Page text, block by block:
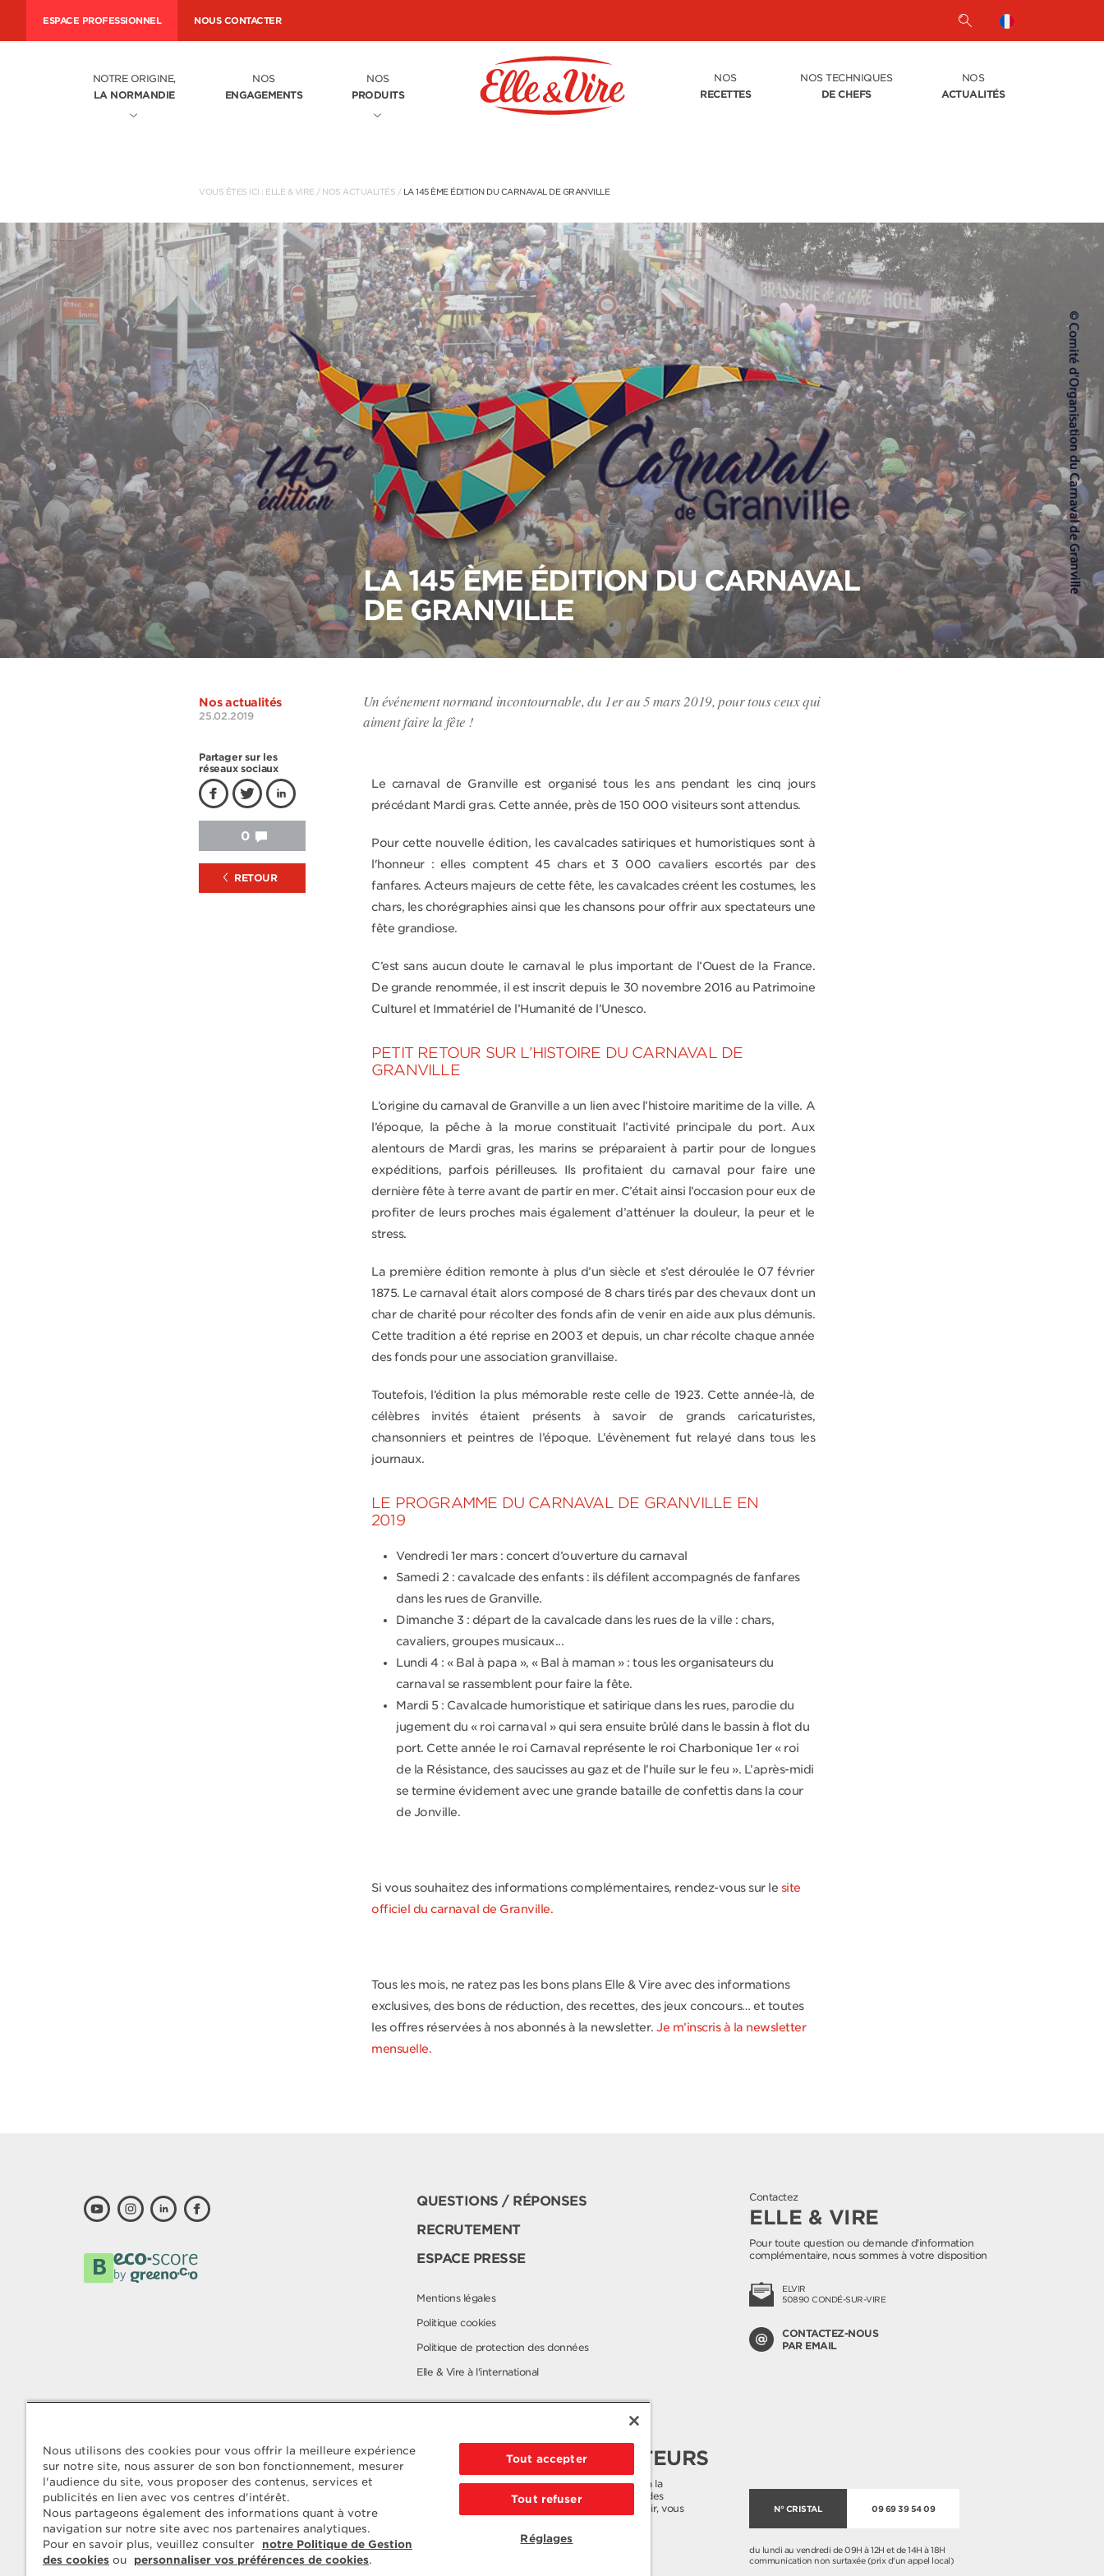
ESPACE PROFESSIONNEL NOUS CONTACTER
NOTRE ORIGINE,
LA NORMANDIE
NOS
ENGAGEMENTS
NOS
PRODUITS
NOS
RECETTES
NOS TECHNIQUES
DE CHEFS
NOS
ACTUALITÉS
VOUS ÊTES ICI : ELLE & VIRE / NOS ACTUALITÉS / LA 145 ÈME ÉDITION DU CARNAVAL DE GRANVILLE
LA 145 ÈME ÉDITION DU CARNAVAL
DE GRANVILLE
Un événement normand incontournable, du 1er au 5 mars 2019, pour tous ceux qui
aiment faire la fête !
Nos actualités
25.02.2019
Partager sur les
réseaux sociaux
0
RETOUR
Le carnaval de Granville est organisé tous les ans pendant les cinq jours
précédant Mardi gras. Cette année, près de 150 000 visiteurs sont attendus.
Pour cette nouvelle édition, les cavalcades satiriques et humoristiques sont à
l'honneur : elles comptent 45 chars et 3 000 cavaliers escortés par des
fanfares. Acteurs majeurs de cette fête, les cavalcades créent les costumes, les
chars, les chorégraphies ainsi que les chansons pour offrir aux spectateurs une
fête grandiose.
C’est sans aucun doute le carnaval le plus important de l’Ouest de la France.
De grande renommée, il est inscrit depuis le 30 novembre 2016 au Patrimoine
Culturel et Immatériel de l’Humanité de l’Unesco.
PETIT RETOUR SUR L’HISTOIRE DU CARNAVAL DE
GRANVILLE
L’origine du carnaval de Granville a un lien avec l’histoire maritime de la ville. A
l’époque, la pêche à la morue constituait l’activité principale du port. Aux
alentours de Mardi gras, les marins se préparaient à partir pour de longues
expéditions, parfois périlleuses. Ils profitaient du carnaval pour faire une
dernière fête à terre avant de partir en mer. C’était ainsi l’occasion pour eux de
profiter de leurs proches mais également d’atténuer la douleur, la peur et le
stress.
La première édition remonte à plus d’un siècle et s’est déroulée le 07 février
1875. Le carnaval était alors composé de 8 chars tirés par des chevaux dont un
char de charité pour récolter des fonds afin de venir en aide aux plus démunis.
Cette tradition a été reprise en 2003 et depuis, un char récolte chaque année
des fonds pour une association granvillaise.
Toutefois, l’édition la plus mémorable reste celle de 1923. Cette année-là, de
célèbres invités étaient présents à savoir de grands caricaturistes,
chansonniers et peintres de l’époque. L’évènement fut relayé dans tous les
journaux.
LE PROGRAMME DU CARNAVAL DE GRANVILLE EN
2019
Vendredi 1ermars : concert d’ouverture du carnaval
Samedi 2 : cavalcade des enfants : ils défilent accompagnés de fanfares
dans les rues de Granville.
Dimanche 3 : départ de la cavalcade dans les rues de la ville : chars,
cavaliers, groupes musicaux...
Lundi 4 : « Bal à papa », « Bal à maman » : tous les organisateurs du
carnaval se rassemblent pour faire la fête.
Mardi 5 : Cavalcade humoristique et satirique dans les rues, parodie du
jugement du « roi carnaval » qui sera ensuite brûlé dans le bassin à flot du
port. Cette année le roi Carnaval représente le roi Charbonique 1er« roi
de la Résistance, des saucisses au gaz et de l’huile sur le feu ». L’après-midi
se termine évidement avec une grande bataille de confettis dans la cour
de Jonville.
Si vous souhaitez des informations complémentaires, rendez-vous sur le site
officiel du carnaval de Granville.
Tous les mois, ne ratez pas les bons plans Elle & Vire avec des informations
exclusives, des bons de réduction, des recettes, des jeux concours… et toutes
les offres réservées à nos abonnés à la newsletter. Je m’inscris à la newsletter
mensuelle.
QUESTIONS / RÉPONSES
RECRUTEMENT
ESPACE PRESSE
Mentions légales
Politique cookies
Politique de protection des données
Elle & Vire à l'international
Contactez
ELLE & VIRE
Pour toute question ou demande d'information
complémentaire, nous sommes à votre disposition
ELVIR
50890 CONDÉ-SUR-VIRE
CONTACTEZ-NOUS
PAR EMAIL
SERVICE CONSOMMATEURS
Nous apportons une attention toute particulière à la
qualité de nos produits, malgré cela si vous avez des
questions ou une réclamation à nous faire parvenir, vous
N° CRISTAL 09 69 39 54 09
du lundi au vendredi de 09H à 12H et de 14H à 18H
communication non surtaxée (prix d'un appel local)
Nous utilisons des cookies pour vous offrir la meilleure expérience
sur notre site, nous assurer de son bon fonctionnement, mesurer
l'audience du site, vous proposer des contenus, services et
publicités en lien avec vos centres d'intérêt.
Nous partageons également des informations quant à votre
navigation sur notre site avec nos partenaires analytiques.
Pour en savoir plus, veuillez consulter
notre Politique de Gestion
des cookies ou personnaliser vos préférences de cookies.
Tout accepter
Tout refuser
Réglages